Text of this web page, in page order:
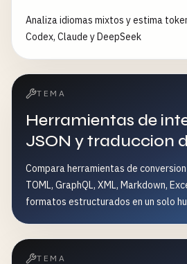
Analiza idiomas mixtos y estima
Codex, Claude y DeepSeek
TEMA
Herramientas de
JSON y traduccion
Compara herramientas de conversion
TOML, GraphQL, XML, Markdown,
formatos estructurados en un solo
TEMA